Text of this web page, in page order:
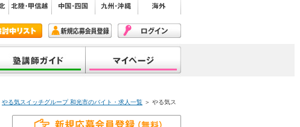
やる気スイッチグループ 和光市のバイト・求人一覧 ＞ やる気ス